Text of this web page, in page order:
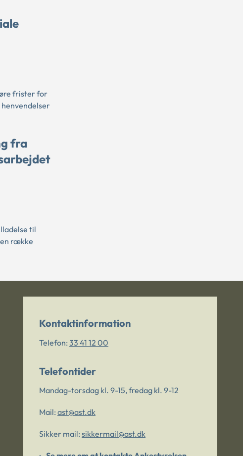
frister for
fra
til
række
Kontaktinformation
Telefon: 33 41 12 00
Telefontider
Mandag-torsdag kl. 9-15, fredag kl. 9-12
Mail: ast@ast.dk
Sikker mail: sikkermail@ast.dk